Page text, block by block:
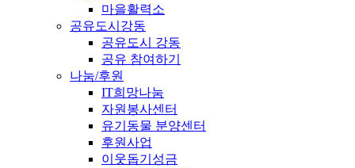
마을활력소
공유도시강동
공유도시 강동
공유 참여하기
나눔/후원
IT희망나눔
자원봉사센터
유기동물 분양센터
후원사업
이웃돕기성금